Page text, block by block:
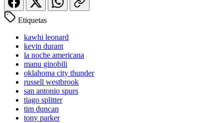
Etiquetas
kawhi leonard
kevin durant
la noche americana
manu ginobili
oklahoma city thunder
russell westbrook
san antonio spurs
tiago splitter
tim duncan
tony parker